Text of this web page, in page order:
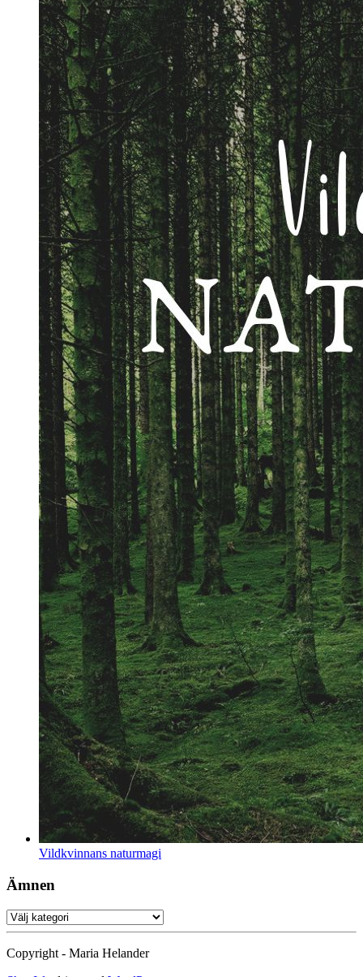
Vildkvinnans naturmagi
Ämnen
Ämnen
Copyright - Maria Helander